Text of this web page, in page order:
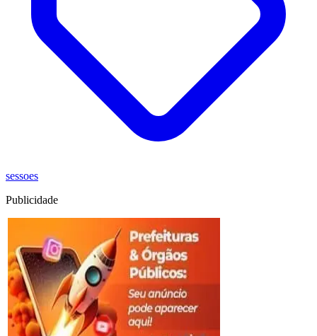
sessoes
Publicidade